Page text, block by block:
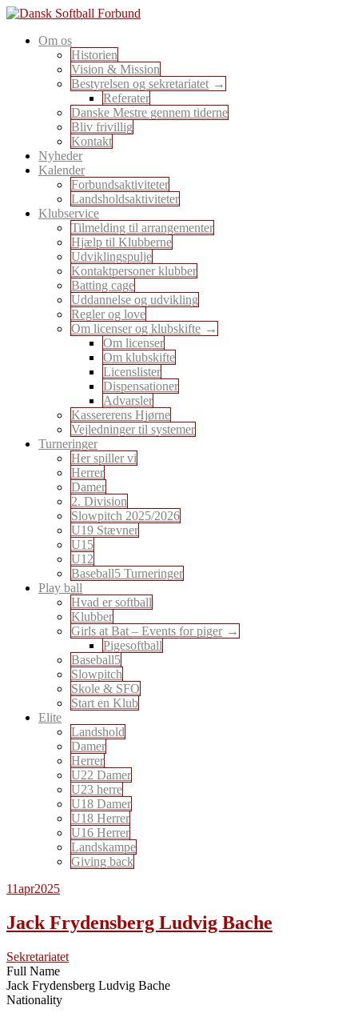
Skip
content
Dansk Softball Forbund
En sport for alle
Om os
Historien
Vision & Mission
Bestyrelsen og sekretariatet
Referater
Danske Mestre gennem tiderne
Bliv frivillig
Kontakt
Nyheder
Kalender
Forbundsaktiviteter
Landsholdsaktiviteter
Klubservice
Tilmelding til arrangementer
Hjælp til Klubberne
Udviklingspulje
Kontaktpersoner klubber
Batting cage
Uddannelse og udvikling
Regler og love
Om licenser og klubskifte
Om licenser
Om klubskifte
Licenslister
Dispensationer
Advarsler
Kassererens Hjørne
Vejledninger til systemer
Turneringer
Her spiller vi
Herrer
Damer
2. Division
Slowpitch 2025/2026
U19 Stævner
U15
U12
Baseball5 Turneringer
Play ball
Hvad er softball
Klubber
Girls at Bat – Events for piger
Pigesoftball
Baseball5
Slowpitch
Skole & SFO
Start en Klub
Elite
Landshold
Damer
Herrer
U22 Damer
U23 herre
U18 Damer
U18 Herrer
U16 Herrer
Landskampe
Giving back
11apr2025
Jack Frydensberg Ludvig Bache
Sekretariatet
Full Name
Jack Frydensberg Ludvig Bache
Nationality